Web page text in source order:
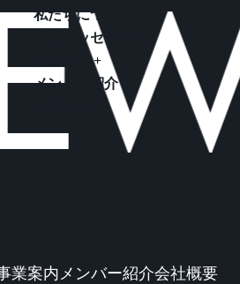
私たちについて
代表メッセージ
事業案内 +
メンバー紹介
業案内メンバー紹介会社概要